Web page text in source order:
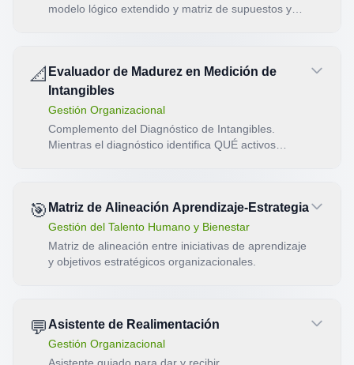
modelo lógico extendido y matriz de supuestos y
📐 Evaluador de Madurez en Medición de
Intangibles
Gestión Organizacional
Complemento del Diagnóstico de Intangibles.
Mientras el diagnóstico identifica QUÉ activos
Ciclo · Dimensiones · Perspectivas). Producto:
radar de 4 ejes + nivel de madurez global + nivel de
generación + plan de evolución. Marco: Macnamara
(2018), AMEC Barcelona Principles (2020, 2025),
Zerfass et al. (2023).
🎯 Matriz de Alineación Aprendizaje-Estrategia
Gestión del Talento Humano y Bienestar
Matriz de alineación entre iniciativas de aprendizaje
y objetivos estratégicos organizacionales.
💬 Asistente de Realimentación
Gestión Organizacional